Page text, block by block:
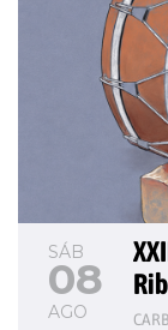
SÁB
08
AGO